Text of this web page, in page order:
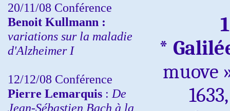
20/11/08 Conférence
Benoit Kullmann :
variations sur la maladie
d'Alzheimer I
12/12/08 Conférence
Pierre Lemarquis : De
Jean-Sébastien Bach à la
*
muove
1633,